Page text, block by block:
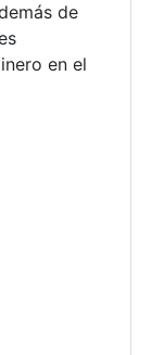
de
en el